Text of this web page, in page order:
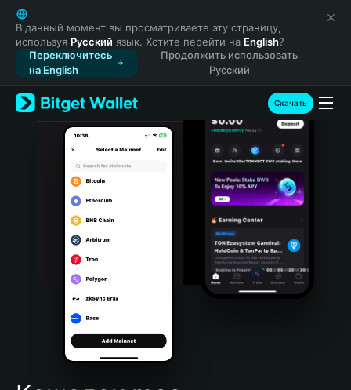
English
日本語
Tiếng Việt
Русский
Español (Latinoamérica)
Türkçe
Italiano
Português (Portugal)
Bahasa Indonesia
Português (Brasil)
Español (Argentina)
В данный момент вы просматриваете эту страницу,
используя Русский язык. Хотите перейти на English?
Переключитесь
на English
Продолжить использовать
Русский
Скачать